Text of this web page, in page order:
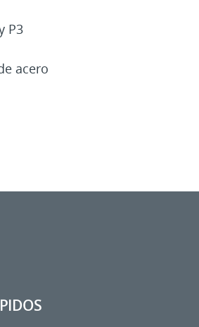
P3
acero